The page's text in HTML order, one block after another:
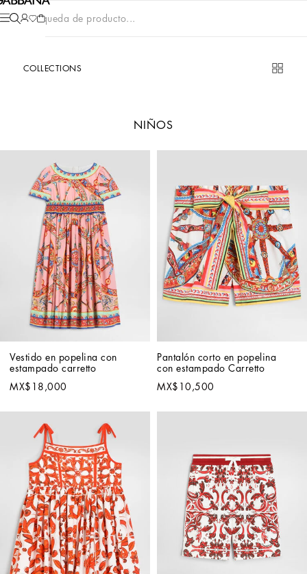
Búsqueda de producto...
COLLECTIONS
NIÑOS
Vestido en popelina con
estampado carretto
MX$18,000
Pantalón corto en popelina
con estampado Carretto
MX$10,500